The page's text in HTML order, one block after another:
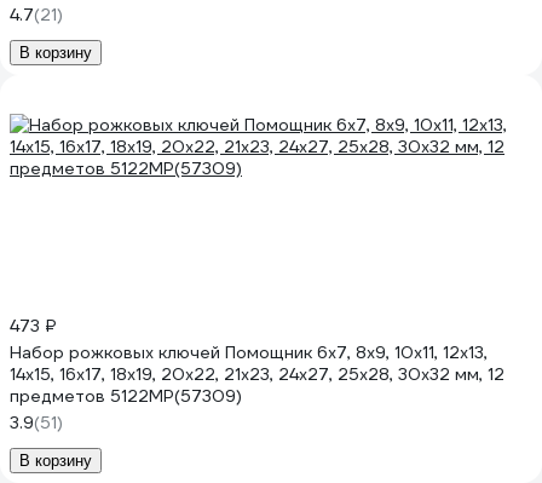
4.7(21)
В корзину
473 ₽
Набор рожковых ключей Помощник 6x7, 8x9, 10x11, 12x13,
14x15, 16x17, 18x19, 20x22, 21x23, 24x27, 25x28, 30x32 мм, 12
предметов 5122MP(57309)
3.9(51)
В корзину